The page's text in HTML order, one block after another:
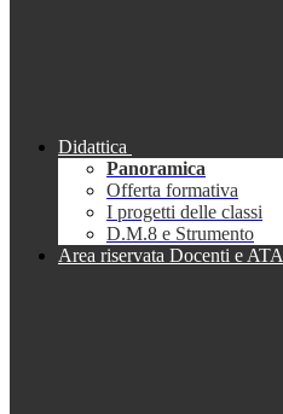
Didattica
Panoramica
Offerta formativa
I progetti delle classi
D.M.8 e Strumento
Area riservata Docenti e ATA